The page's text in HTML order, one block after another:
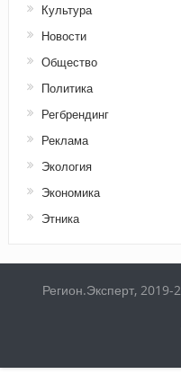
Культура
Новости
Общество
Политика
Регбрендинг
Реклама
Экология
Экономика
Этника
Регион.Эксперт,